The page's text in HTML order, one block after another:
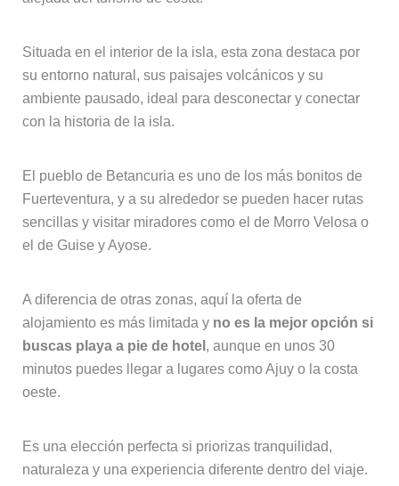
Situada en el interior de la isla, esta zona destaca por
su entorno natural, sus paisajes volcánicos y su
ambiente pausado, ideal para desconectar y conectar
con la historia de la isla.
El pueblo de Betancuria es uno de los más bonitos de
Fuerteventura, y a su alrededor se pueden hacer rutas
sencillas y visitar miradores como el de Morro Velosa o
el de Guise y Ayose.
A diferencia de otras zonas, aquí la oferta de
alojamiento es más limitada y no es la mejor opción si
buscas playa a pie de hotel , aunque en unos 30
minutos puedes llegar a lugares como Ajuy o la costa
oeste.
Es una elección perfecta si priorizas tranquilidad,
naturaleza y una experiencia diferente dentro del viaje.